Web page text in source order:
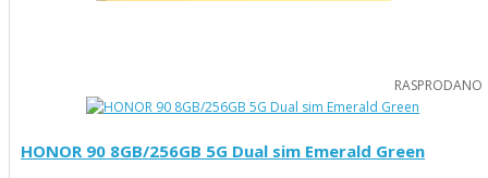
RASPRODANO
HONOR 90 8GB/256GB 5G Dual sim Emerald Green